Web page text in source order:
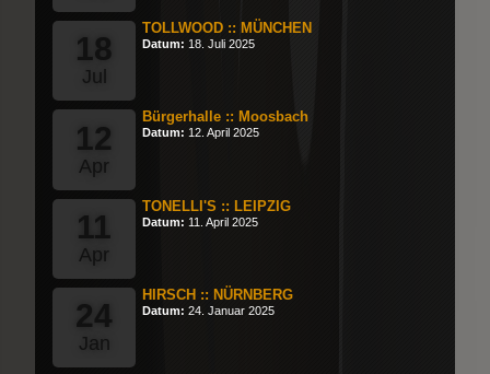
18
Jul
TOLLWOOD :: MÜNCHEN
Datum: 18. Juli 2025
12
Apr
Bürgerhalle :: Moosbach
Datum: 12. April 2025
11
Apr
TONELLI'S :: LEIPZIG
Datum: 11. April 2025
24
Jan
HIRSCH :: NÜRNBERG
Datum: 24. Januar 2025